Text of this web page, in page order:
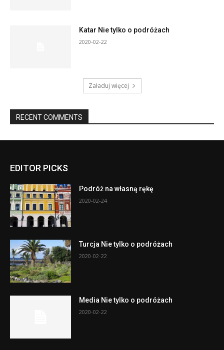
Katar Nie tylko o podróżach
2020-02-22
Załaduj więcej
RECENT COMMENTS
EDITOR PICKS
Podróż na własną rękę
2020-02-24
Turcja Nie tylko o podróżach
2020-02-22
Media Nie tylko o podróżach
2020-02-22